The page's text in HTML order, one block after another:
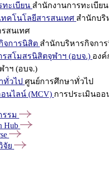
ะเบียน สำนักงานการทะเบียน
ทคโนโลยีสารสนเทศ สำนักบริ
สนเทศ
จการนิสิต สำนักบริหารกิจกา
รสโมสรนิสิตจุฬาฯ (อบจ.) องค์
าฯ (อบจ.)
ทั่วไป ศูนย์การศึกษาทั่วไป
นไลน์ (MCV) การประเมินออ
รรม
Hub
จัย